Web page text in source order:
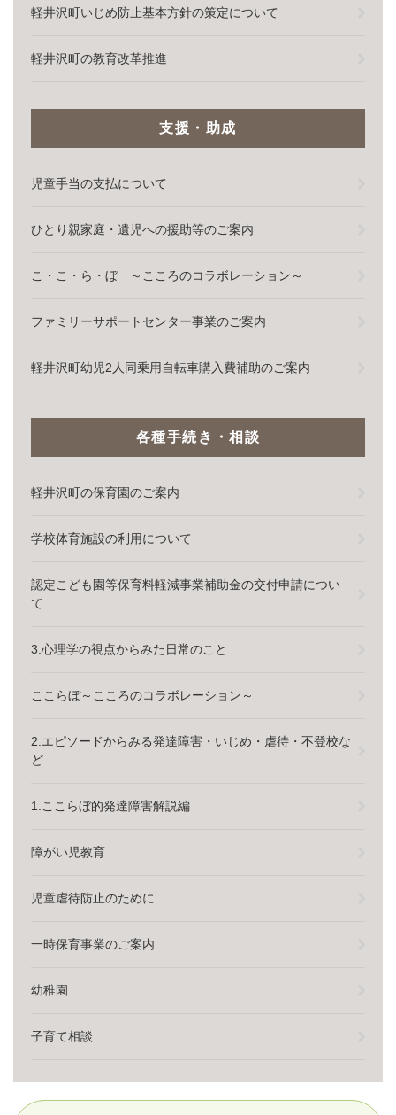
軽井沢町いじめ防止基本方針の策定について
軽井沢町の教育改革推進
支援・助成
児童手当の支払について
ひとり親家庭・遺児への援助等のご案内
こ・こ・ら・ぼ ～こころのコラボレーション～
ファミリーサポートセンター事業のご案内
軽井沢町幼児2人同乗用自転車購入費補助のご案内
各種手続き・相談
軽井沢町の保育園のご案内
学校体育施設の利用について
認定こども園等保育料軽減事業補助金の交付申請につい
て
3.心理学の視点からみた日常のこと
ここらぼ～こころのコラボレーション～
2.エピソードからみる発達障害・いじめ・虐待・不登校な
ど
1.ここらぼ的発達障害解説編
障がい児教育
児童虐待防止のために
一時保育事業のご案内
幼稚園
子育て相談